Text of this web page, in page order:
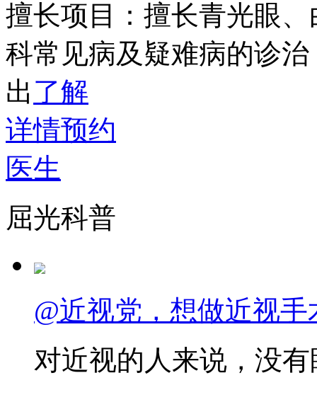
擅长项目： 擅长青光眼
科常见病及疑难病的诊
出 了解
详情预约
医生
屈光科普
@近视党，想做近视
对近视的人来说，没